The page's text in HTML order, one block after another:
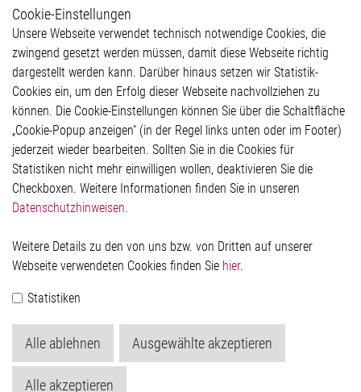
Weitere Links
Glossar
Kontakt
Hinweisgeberschutzsystem
Impressum
Datenschutzerklärung
Cookie-Popup anzeigen
Elmos Semiconductor SE
Werkstättenstraße 18
Telefon: +49 (0) 2171 / 40 183-0
Handelsregister:
Köln HRB 123561
Cookie-Einstellungen
Unsere Webseite verwendet technisch notwendige Cookies, die
zwingend gesetzt werden müssen, damit diese Webseite richtig
dargestellt werden kann. Darüber hinaus setzen wir Statistik-
Cookies ein, um den Erfolg dieser Webseite nachvollziehen zu
können. Die Cookie-Einstellungen können Sie über die Schaltfläche
„Cookie-Popup anzeigen“ (in der Regel links unten oder im Footer)
jederzeit wieder bearbeiten. Sollten Sie in die Cookies für
Statistiken nicht mehr einwilligen wollen, deaktivieren Sie die
Checkboxen. Weitere Informationen finden Sie in unseren
Datenschutzhinweisen.
Weitere Details zu den von uns bzw. von Dritten auf unserer
Webseite verwendeten Cookies finden Sie hier.
Statistiken
Alle ablehnen Ausgewählte akzeptieren
Alle akzeptieren